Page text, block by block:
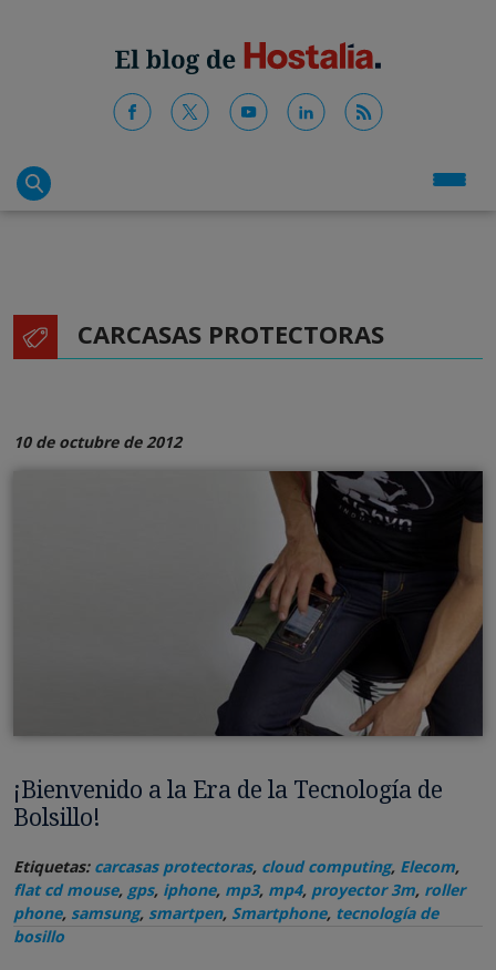
CARCASAS PROTECTORAS
10 de octubre de 2012
¡Bienvenido a la Era de la Tecnología de
Bolsillo!
Etiquetas: carcasas protectoras, cloud computing, Elecom,
flat cd mouse, gps, iphone, mp3, mp4, proyector 3m, roller
phone, samsung, smartpen, Smartphone, tecnología de
bosillo